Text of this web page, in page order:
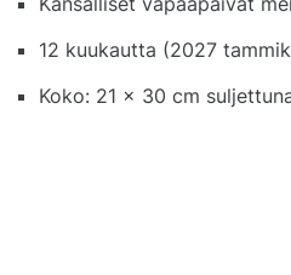
12 kuukautta (2027
Koko: 21 x 30 cm